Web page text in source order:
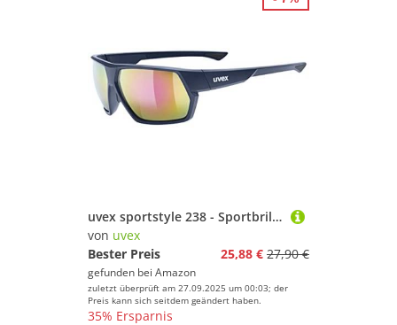
uvex sportstyle 238 - Sportbrille für Damen und Herren - 100% UVA-, B, C Schutz - Schutz vor IR-Strahlung - deep space matt/mirror red - one size
von uvex
Bester Preis
25,88 € 27,90 €
gefunden bei Amazon
zuletzt überprüft am 27.09.2025 um 00:03; der
Preis kann sich seitdem geändert haben.
35% Ersparnis